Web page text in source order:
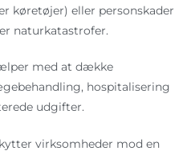
køretøjer) eller personskader
naturkatastrofer.
med at dække
hospitalisering
udgifter.
virksomheder mod en